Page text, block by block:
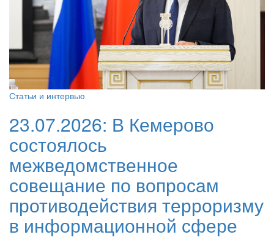
Статьи и интервью
23.07.2026: В Кемерово
состоялось
межведомственное
совещание по вопросам
противодействия терроризму
в информационной сфере